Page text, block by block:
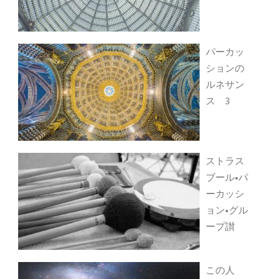
パーカッ
ションの
ルネサン
ス 3
ストラス
ブール•パ
ーカッシ
ョン•グル
ープ讃
この人